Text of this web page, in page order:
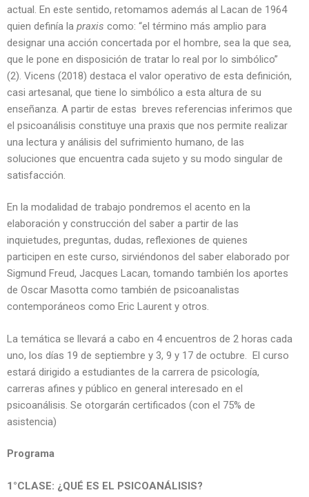
actual. En este sentido, retomamos además al Lacan de 1964
quien definía la praxis como: “el término más amplio para
designar una acción concertada por el hombre, sea la que sea,
que le pone en disposición de tratar lo real por lo simbólico”
(2). Vicens (2018) destaca el valor operativo de esta definición,
casi artesanal, que tiene lo simbólico a esta altura de su
enseñanza. A partir de estas breves referencias inferimos que
el psicoanálisis constituye una praxis que nos permite realizar
una lectura y análisis del sufrimiento humano, de las
soluciones que encuentra cada sujeto y su modo singular de
satisfacción.
En la modalidad de trabajo pondremos el acento en la
elaboración y construcción del saber a partir de las
inquietudes, preguntas, dudas, reflexiones de quienes
participen en este curso, sirviéndonos del saber elaborado por
Sigmund Freud, Jacques Lacan, tomando también los aportes
de Oscar Masotta como también de psicoanalistas
contemporáneos como Eric Laurent y otros.
La temática se llevará a cabo en 4 encuentros de 2 horas cada
uno, los días 19 de septiembre y 3, 9 y 17 de octubre. El curso
estará dirigido a estudiantes de la carrera de psicología,
carreras afines y público en general interesado en el
psicoanálisis. Se otorgarán certificados (con el 75% de
asistencia)
Programa
1°CLASE: ¿QUÉ ES EL PSICOANÁLISIS?